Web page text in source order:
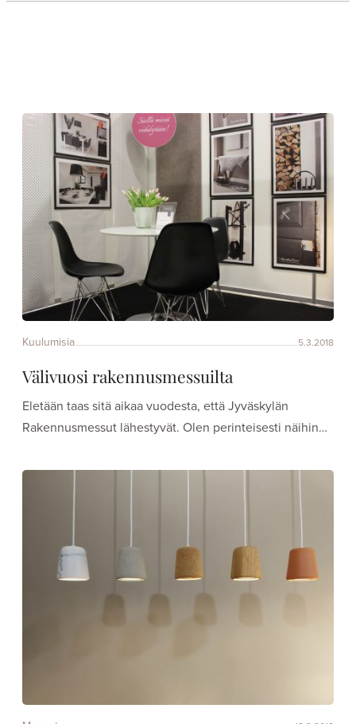
Kuulumisia 5.3.2018
Välivuosi rakennusmessuilta
Eletään taas sitä aikaa vuodesta, että Jyväskylän
Rakennusmessut lähestyvät. Olen perinteisesti näihin…